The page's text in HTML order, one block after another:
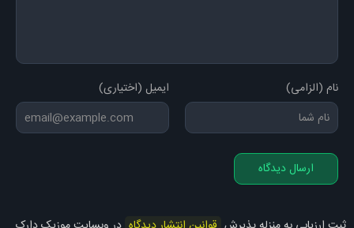
نام (الزامی) ایمیل (اختیاری)
ارسال دیدگاه